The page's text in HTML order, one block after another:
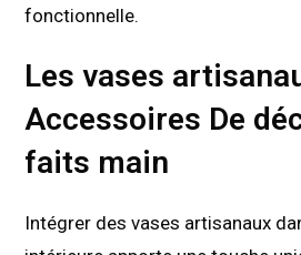
fonctionnelle.
Les vases
Accessoires De
faits main
Intégrer des vases artisanaux